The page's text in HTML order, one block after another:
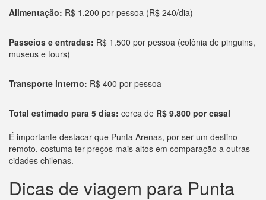
Alimentação: R$ 1.200 por pessoa (R$ 240/dia)
Passeios e entradas: R$ 1.500 por pessoa (colônia de pinguins,
museus e tours)
Transporte interno: R$ 400 por pessoa
Total estimado para 5 dias: cerca de R$ 9.800 por casal
É importante destacar que Punta Arenas, por ser um destino
remoto, costuma ter preços mais altos em comparação a outras
cidades chilenas.
Dicas de viagem para Punta